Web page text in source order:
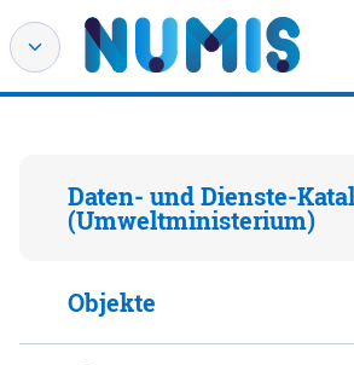
Daten- und Dienste-
(Umweltministerium)
Objekte